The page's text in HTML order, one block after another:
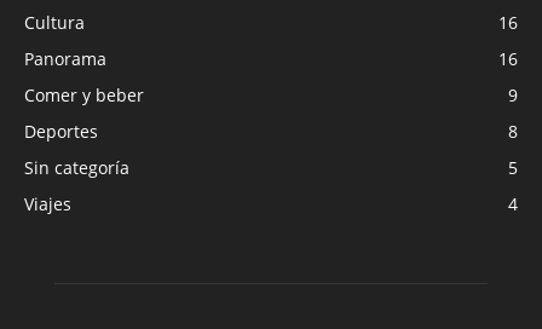
Cultura
16
Panorama
16
Comer y beber
9
Deportes
8
Sin categoría
5
Viajes
4